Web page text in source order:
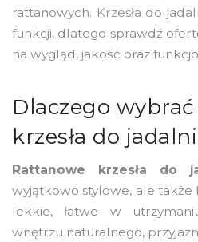
rattanowych. Krzesła do
funkcji, dlatego sprawdź
na wygląd, jakość oraz
Dlaczego
krzesła do
Rattanowe krzesła do
wyjątkowo stylowe, ale także
lekkie, łatwe w
wnętrzu naturalnego,